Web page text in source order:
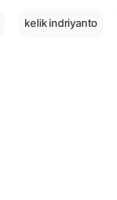
kelik indriyanto